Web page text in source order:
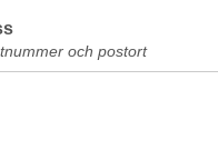
och postort